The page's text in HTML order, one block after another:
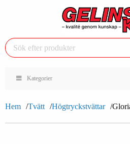
Kategorier
Hem Tvätt Högtryckstvättar